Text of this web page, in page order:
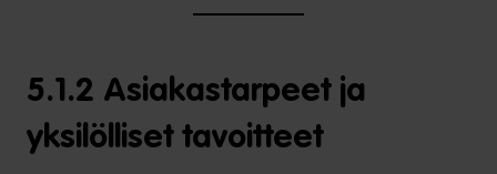
5.1.2 Asiakastarpeet ja
yksilölliset tavoitteet